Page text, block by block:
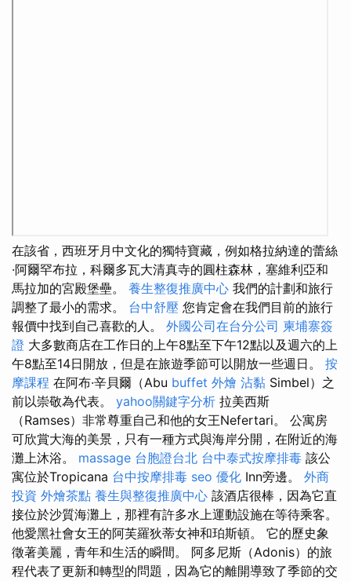
在該省，西班牙月中文化的獨特寶藏，例如格拉納達的蕾絲
·阿爾罕布拉，科爾多瓦大清真寺的圓柱森林，塞維利亞和
馬拉加的宮殿堡壘。 養生整復推廣中心 我們的計劃和旅行
調整了最小的需求。 台中舒壓 您肯定會在我們目前的旅行
報價中找到自己喜歡的人。 外國公司在台分公司 柬埔寨簽
證 大多數商店在工作日的上午8點至下午12點以及週六的上
午8點至14日開放，但是在旅遊季節可以開放一些週日。 按
摩課程 在阿布·辛貝爾（Abu buffet 外燴 沾黏 Simbel）之
前以崇敬為代表。 yahoo關鍵字分析 拉美西斯
（Ramses）非常尊重自己和他的女王Nefertari。 公寓房
可欣賞大海的美景，只​​有一種方式與海岸分開，在附近的海
灘上沐浴。 massage 台胞證台北 台中泰式按摩排毒 該公
寓位於Tropicana 台中按摩排毒 seo 優化 Inn旁邊。 外商
投資 外燴茶點 養生與整復推廣中心 該酒店很棒，因為它直
接位於沙質海灘上，那裡有許多水上運動設施在等待乘客。
他愛黑社會女王的阿芙羅狄蒂女神和珀斯頓。 它的歷史象
徵著美麗，青年和生活的瞬間。 阿多尼斯（Adonis）的旅
程代表了更新和轉型的問題，因為它的離開導致了季節的交